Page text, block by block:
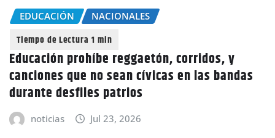
EDUCACIÓN NACIONALES
Educación prohíbe reggaetón, corridos, y
canciones que no sean cívicas en las bandas
durante desfiles patrios
noticias Jul 23, 2026